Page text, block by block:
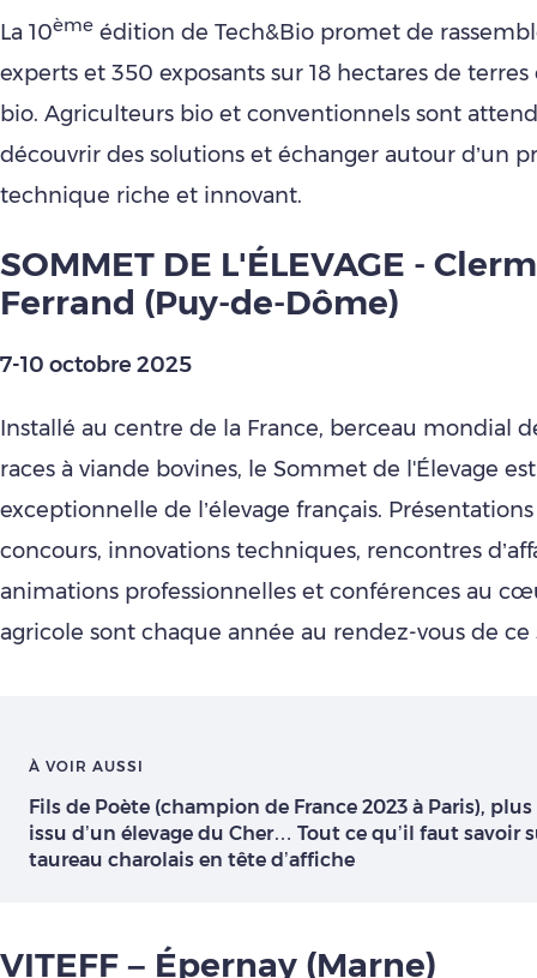
La 10ème édition de Tech&Bio promet de
experts et 350 exposants sur 18 hectares de
bio. Agriculteurs bio et conventionnels sont
découvrir des solutions et échanger autour d’un
technique riche et innovant.
SOMMET DE L'ÉLEVAGE -
Ferrand (Puy-de-Dôme)
7-10 octobre 2025
Installé au centre de la France, berceau mondial
races à viande bovines, le Sommet de l'Élevage
exceptionnelle de l’élevage français.
concours, innovations techniques, rencontres
animations professionnelles et conférences au
agricole sont chaque année au rendez-vous de ce
À VOIR AUSSI
Fils de Poète (champion de France 2023 à Paris),
issu d’un élevage du Cher… Tout ce qu’il faut savoir
taureau charolais en tête d’affiche
VITEFF – Épernay (Marne)